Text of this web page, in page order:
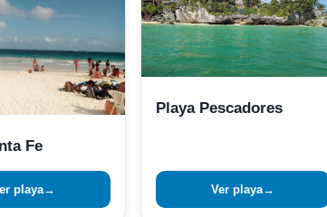
Fe
playa→
Playa Pescadores
Ver playa→